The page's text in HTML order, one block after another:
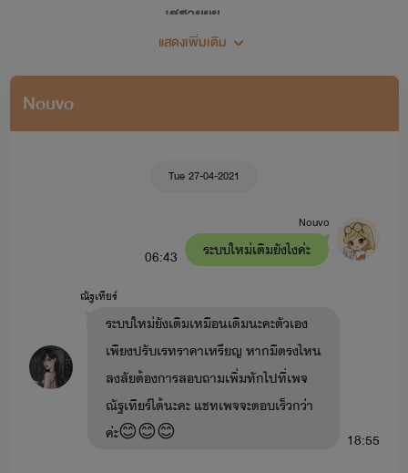
เซฮายยย...
ยินดีต้อนรับเข้าสู่โลกเขย่าขวัญ (เขย่าทำไม 555)
🖋🍀แต่งนิยายครั้งแรก 28 พฤศจิกายน 2562🍀
แสดงเพิ่มเติม
Nouvo
Tue 27-04-2021
Nouvo
06:43 ระบบใหม่เติมยังไงค่ะ
ณัฐเทียร์
18:55
ระบบใหม่ยังเติมเหมือนเดิมนะคะตัวเอง
เพียงปรับเรทราคาเหรียญ หากมีตรงไหน
สงสัยต้องการสอบถามเพิ่มทักไปที่เพจ
ณัฐเทียร์ได้นะคะ แชทเพจจะตอบเร็วกว่า
ค่ะ😊😊😊